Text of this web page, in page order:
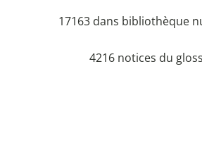
17163 dans bibliothèque
4216 notices du